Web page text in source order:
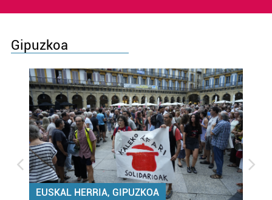
Gipuzkoa
EUSKAL HERRIA, GIPUZKOA